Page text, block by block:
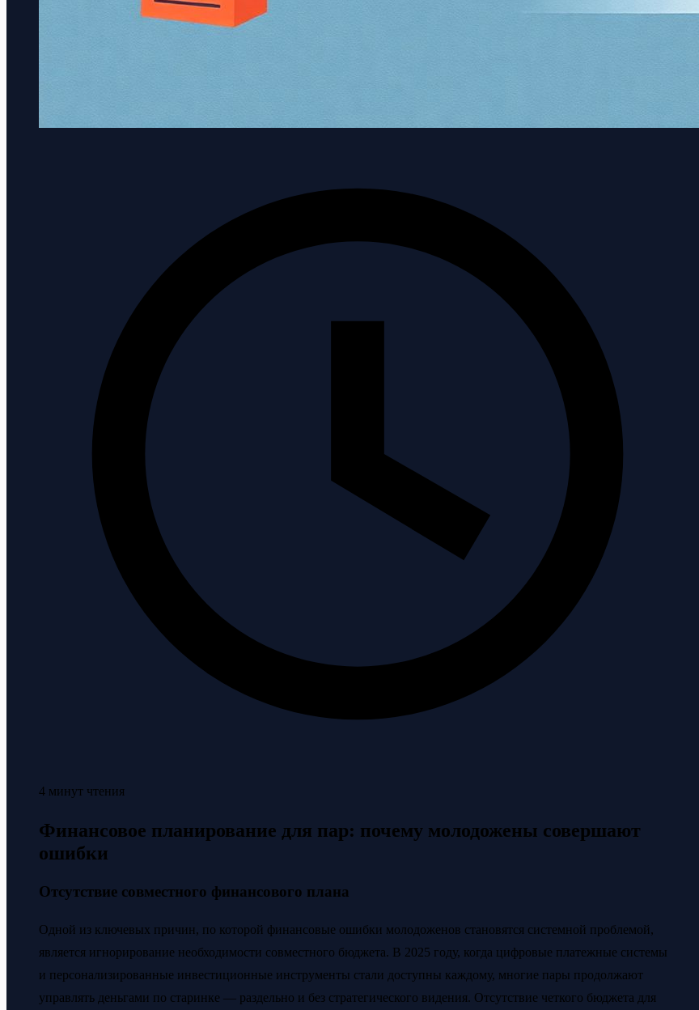
4 минут чтения
Финансовое планирование для пар: почему молодожены совершают
ошибки
Отсутствие совместного финансового плана
Одной из ключевых причин, по которой финансовые ошибки молодоженов становятся системной проблемой,
является игнорирование необходимости совместного бюджета. В 2025 году, когда цифровые платежные системы
и персонализированные инвестиционные инструменты стали доступны каждому, многие пары продолжают
управлять деньгами по старинке — раздельно и без стратегического видения. Отсутствие четкого бюджета для